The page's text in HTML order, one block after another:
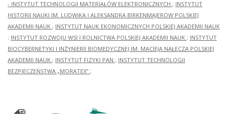
- INSTYTUT TECHNOLOGII MATERIAŁÓW ELEKTRONICZNYCH ; INSTYTUT
HISTORII NAUKI IM. LUDWIKA I ALEKSANDRA BIRKENMAJERÓW POLSKIEJ
AKADEMII NAUK ; INSTYTUT NAUK EKONOMICZNYCH POLSKIEJ AKADEMII NAUK
; INSTYTUT ROZWOJU WSI I ROLNICTWA POLSKIEJ AKADEMII NAUK ; INSTYTUT
BIOCYBERNETYKI I INŻYNIERII BIOMEDYCZNEJ IM. MACIEJA NAŁĘCZA POLSKIEJ
AKADEMII NAUK ; INSTYTUT FIZYKI PAN ; INSTYTUT TECHNOLOGII
BEZPIECZEŃSTWA „MORATEX” ;